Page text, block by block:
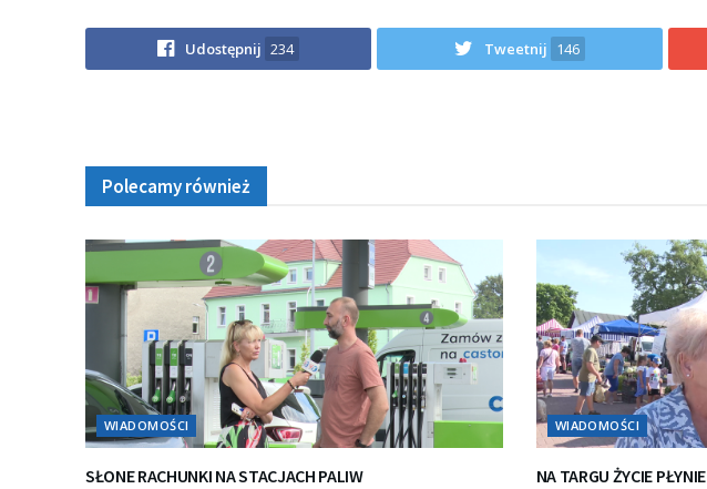
Udostępnij 234 Tweetnij 146
Polecamy również
WIADOMOŚCI
SŁONE RACHUNKI NA STACJACH PALIW
WIADOMOŚCI
NA TARGU ŻYCIE PŁYNIE